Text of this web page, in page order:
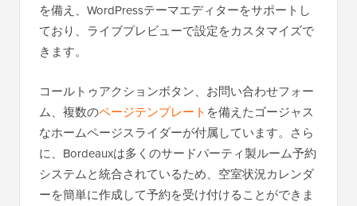
を備え、WordPressテーマエディターをサポートし
ており、ライブプレビューで設定をカスタマイズで
きます。
コールトゥアクションボタン、お問い合わせフォー
ム、複数のページテンプレート を備えたゴージャス
なホームページスライダーが付属しています。さら
に、Bordeauxは多くのサードパーティ製ルーム予約
システムと統合されているため、空室状況カレンダ
ーを簡単に作成して予約を受け付けることができま